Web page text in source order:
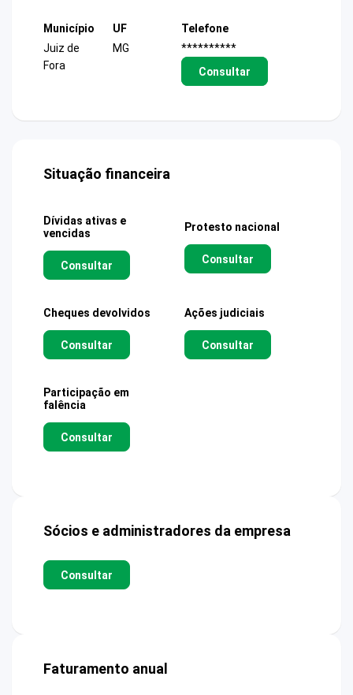
Município
Juiz de
Fora
UF
MG
Telefone
**********
Consultar
Situação financeira
Dívidas ativas e
vencidas
Consultar
Protesto nacional
Consultar
Cheques devolvidos
Consultar
Ações judiciais
Consultar
Participação em
falência
Consultar
Sócios e administradores da empresa
Consultar
Faturamento anual